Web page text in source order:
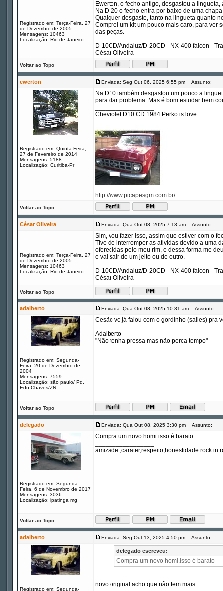
Registrado em: Terça-Feira, 27
de Dezembro de 2005
Mensagens: 10463
Localização: Rio de Janeiro
Ewerton, o fecho antigo, desgastou a
Na D-20 o fecho entra por baixo de uma
Qualquer desgaste, tanto na lingueta quanto
Comprei um kit um pouco mais caro, para ver
das peças.
D-10CD/Andaluz/D-20CD - NX-400 falcon -
César Oliveira
Voltar ao Topo
ewerton Enviada: Seg Out 06, 2025 6:55 pm Assunto:
Registrado em: Quinta-Feira,
27 de Fevereiro de 2014
Mensagens: 5188
Localização: Curitiba-Pr
Na D10 também desgastou um pouco a
para dar problema. Mas é bom estudar bem
Chevrolet D10 CD 1984 Perko is love.
http://www.picapesgm.com.br/
Voltar ao Topo
César Oliveira Enviada: Qua Out 08, 2025 7:13 am Assunto:
Registrado em: Terça-Feira, 27
de Dezembro de 2005
Mensagens: 10463
Localização: Rio de Janeiro
Sim, vou fazer isso, assim que estiver com o
Tive de interromper as atividas devido a uma
oferecidas pelo meu rim, e dessa forma me
e vai sair de um jeito ou de outro.
D-10CD/Andaluz/D-20CD - NX-400 falcon -
César Oliveira
Voltar ao Topo
adalberto Enviada: Qua Out 08, 2025 10:31 am Assunto:
Registrado em: Segunda-
Feira, 20 de Dezembro de
2004
Mensagens: 7559
Localização: são paulo/ Pq.
Edu Chaves/ZN
Cesão vc já falou com o gordinho (salles) pra
Adalberto
"Não tenha pressa mas não perca tempo"
Voltar ao Topo
delegado Enviada: Qua Out 08, 2025 3:30 pm Assunto:
Registrado em: Segunda-
Feira, 6 de Novembro de 2017
Mensagens: 3036
Localização: ipatinga mg
Compra um novo homi.isso é barato
amizade ,carater,respeito,honestidade.rock in
Voltar ao Topo
adalberto Enviada: Seg Out 13, 2025 4:50 pm Assunto:
Registrado em: Segunda-
delegado escreveu:
Compra um novo homi.isso é barato
novo original acho que não tem mais